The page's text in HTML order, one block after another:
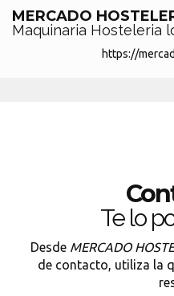
MERCADO
Maquinaria Hosteleria
https://
Te lo
Desde MERCADO
de contacto, utiliza la